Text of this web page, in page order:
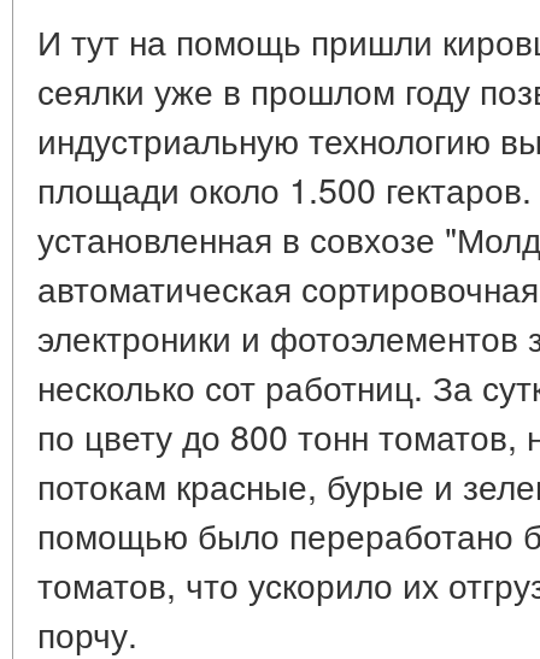
И тут на помощь пришли
сеялки уже в прошлом году
индустриальную технологию
площади около 1.500
установленная в совхозе
автоматическая
электроники и фотоэлементов
несколько сот работниц. За
по цвету до 800 тонн
потокам красные, бурые и
помощью было переработано
томатов, что ускорило их
порчу.